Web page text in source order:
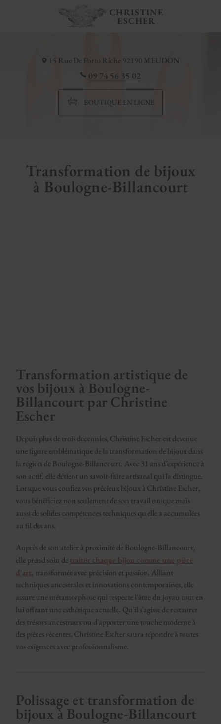
15 Rue De Porto Riche 92190 MEUDON
09 74 56 35 02
BOUTIQUE EN LIGNE
Transformation de bijoux
à Boulogne-Billancourt
Transformation artistique de
vos bijoux à Boulogne-
Billancourt par Christine
Escher
Depuis plus de trois décennies, Christine Escher est devenue
une figure emblématique de la transformation de bijoux dans
la région de Boulogne-Billancourt. Avec 31 ans d’expérience à
son actif, elle détient un savoir-faire artisanal qui la distingue.
Lorsque vous confiez vos précieux bijoux à Christine Escher,
vous bénéficiez non seulement de son travail unique mais
aussi de solides compétences techniques qu'elle a accumulées
au fil des ans.
Auprès de son atelier à proximité de Boulogne-Billancourt,
elle prend soin detraiter chaque bijou comme une pièce
d'art, transformée avec précision et passion. Alliant
techniques ancestrales et innovations contemporaines, elle
assure une métamorphose qui respecte l'âme du joyau tout en
lui offrant une esthétique actuelle. Qu'il s'agisse de restaurer
des trésors ancestraux ou d'apporter une touche moderne à
des pièces récentes, Christine Escher saura répondre à toutes
vos exigences avec professionnalisme.
Polissage et transformation de
bijoux à Boulogne-Billancourt
CHRISTINE
ESCHER